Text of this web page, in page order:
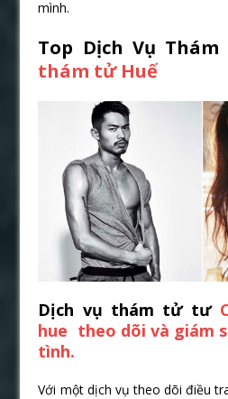
mình.
Top Dịch Vụ
thám tử Huế
Dịch vụ thám tử tư
hue theo dõi và giám
tình.
Với một dịch vụ theo dõi điều